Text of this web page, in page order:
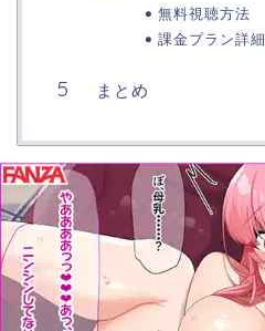
無料視聴方法
課金プラン詳細
まとめ